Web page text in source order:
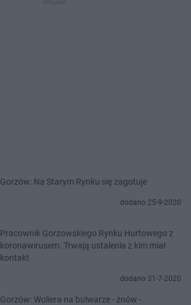
Gorzów: Na Starym Rynku się zagotuje
dodano 25-9-2020
Pracownik Gorzowskiego Rynku Hurtowego z
koronawirusem. Trwają ustalenia z kim miał
kontakt
dodano 31-7-2020
Gorzów: Woliera na bulwarze - znów -